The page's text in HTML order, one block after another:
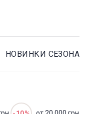
НОВИНКИ СЕЗОНА